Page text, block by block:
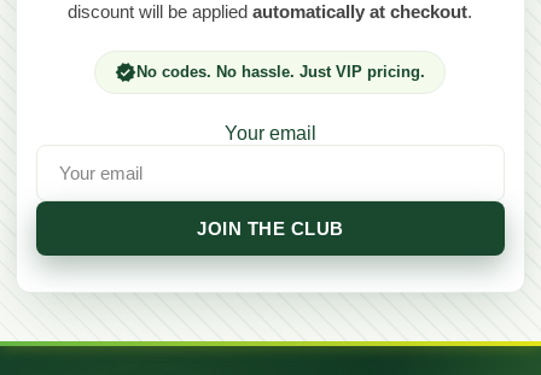
discount will be appliedautomatically at checkout.
No codes. No hassle. Just VIP pricing.
Your email
JOIN THE CLUB